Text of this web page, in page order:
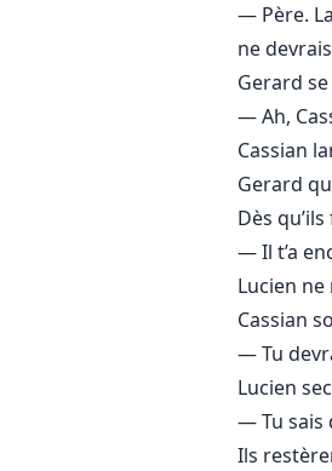
— Père.
ne
Gerard
— Ah,
Cassian
Gerard
Dès
— Il t’a
Lucien
Cassian
— Tu
Lucien
— Tu sais
Ils